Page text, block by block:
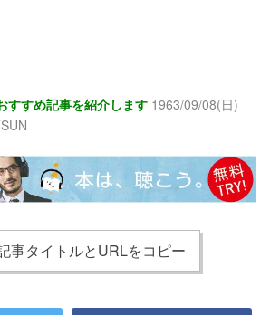
すすめ記事を紹介します 1963/09/08(日)
事タイトルとURLをコピー